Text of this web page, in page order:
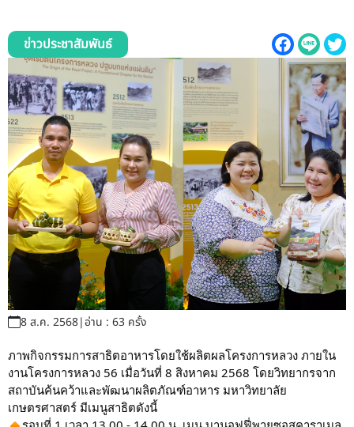
ติดต่อเรา
สายตรงผู้บริหาร
ข่าวประชาสัมพันธ์
8 ส.ค. 2568|อ่าน : 63 ครั้ง
ภาพกิจกรรมการสาธิตอาหารโดยใช้ผลิตผลโครงการหลวง ภายใน
งานโครงการหลวง 56 เมื่อวันที่ 8 สิงหาคม 2568 โดยวิทยากรจาก
สถาบันค้นคว้าและพัฒนาผลิตภัณฑ์อาหาร มหาวิทยาลัย
เกษตรศาสตร์ มีเมนูสาธิตดังนี้